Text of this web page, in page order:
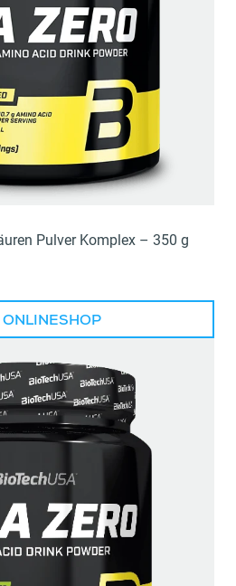
Pulver Komplex – 350 g
ONLINESHOP